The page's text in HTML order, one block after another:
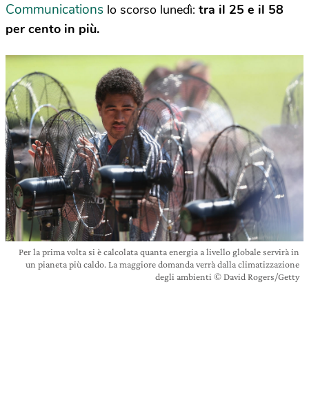
Communications lo scorso lunedì: tra il 25 e il 58
per cento in più.
Per la prima volta si è calcolata quanta energia a livello globale servirà in
un pianeta più caldo. La maggiore domanda verrà dalla climatizzazione
degli ambienti © David Rogers/Getty